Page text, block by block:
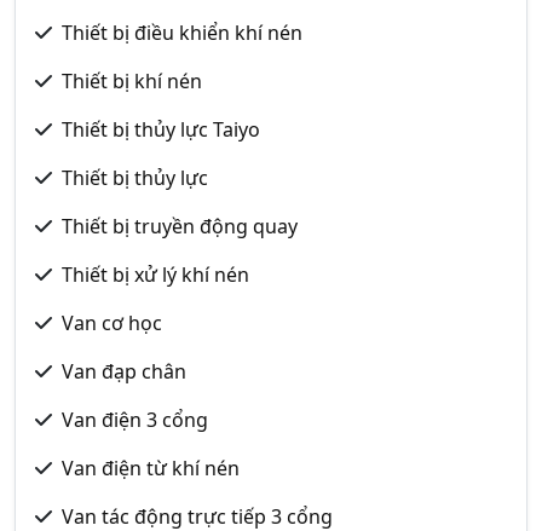
Thiết bị điều khiển khí nén
Thiết bị khí nén
Thiết bị thủy lực Taiyo
Thiết bị thủy lực
Thiết bị truyền động quay
Thiết bị xử lý khí nén
Van cơ học
Van đạp chân
Van điện 3 cổng
Van điện từ khí nén
Van tác động trực tiếp 3 cổng